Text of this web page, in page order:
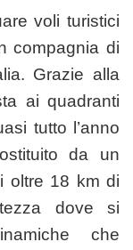
voli turistici
compagnia di
Grazie alla
ai quadranti
tutto l’anno
da un
oltre 18 km di
dove si
che